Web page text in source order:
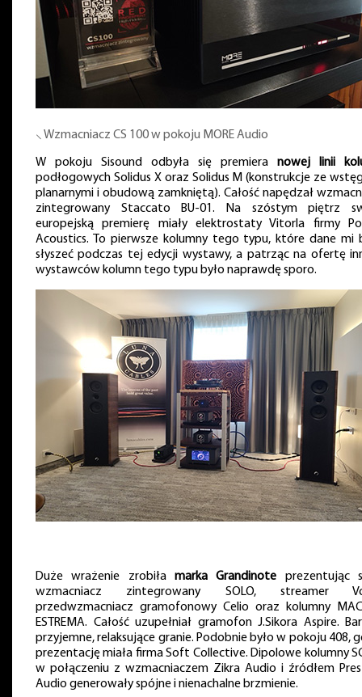
⸜ Wzmacniacz CS 100 w pokoju MORE Audio
W pokoju Sisound odbyła się premiera nowej linii
podłogowych Solidus X oraz Solidus M (konstrukcje ze
planarnymi i obudową zamkniętą). Całość napędzał
zintegrowany Staccato BU-01. Na szóstym piętrz
europejską premierę miały elektrostaty Vitorla firmy
Acoustics. To pierwsze kolumny tego typu, które dane mi
słyszeć podczas tej edycji wystawy, a patrząc na ofertę
wystawców kolumn tego typu było naprawdę sporo.
Duże wrażenie zrobiła marka Grandinote prezentując
wzmacniacz zintegrowany SOLO, streamer
przedwzmacniacz gramofonowy Celio oraz kolumny
ESTREMA. Całość uzupełniał gramofon J.Sikora Aspire.
przyjemne, relaksujące granie. Podobnie było w pokoju 408,
prezentację miała firma Soft Collective. Dipolowe kolumny
w połączeniu z wzmacniaczem Zikra Audio i źródłem
Audio generowały spójne i nienachalne brzmienie.